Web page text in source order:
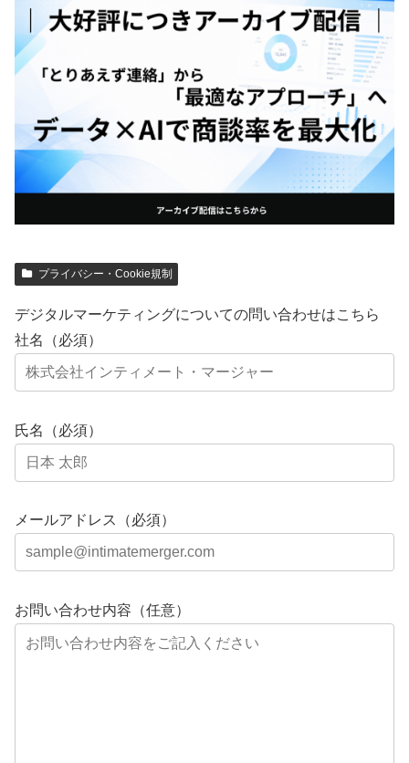
プライバシー・Cookie規制
デジタルマーケティングについての問い合わせはこちら
社名（必須）
氏名（必須）
メールアドレス（必須）
お問い合わせ内容（任意）